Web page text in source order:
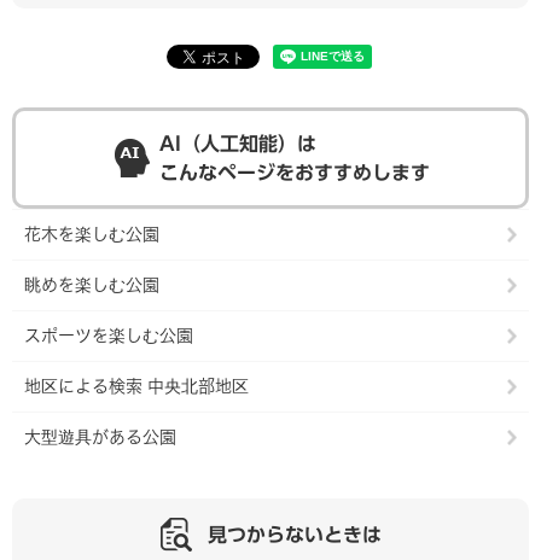
AI（人工知能）は
こんなページをおすすめします
花木を楽しむ公園
眺めを楽しむ公園
スポーツを楽しむ公園
地区による検索 中央北部地区
大型遊具がある公園
見つからないときは